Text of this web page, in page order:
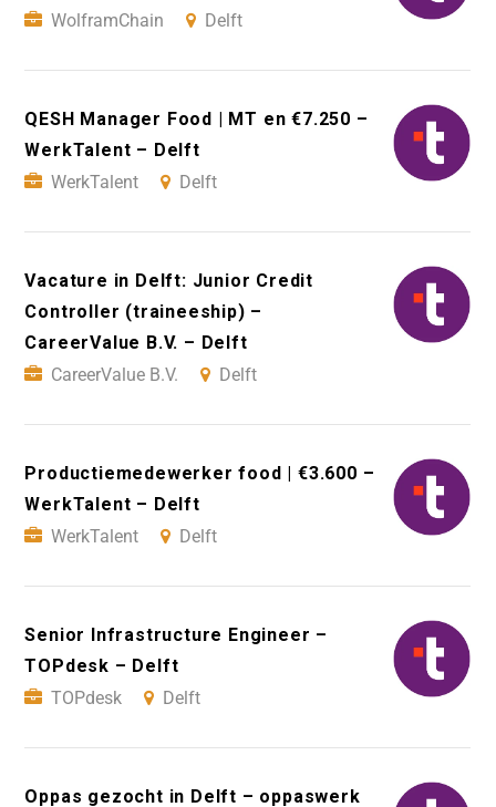
WolframChain
Delft
QESH Manager Food | MT en €7.250 –
WerkTalent – Delft
WerkTalent
Delft
Vacature in Delft: Junior Credit
Controller (traineeship) –
CareerValue B.V. – Delft
CareerValue B.V.
Delft
Productiemedewerker food | €3.600 –
WerkTalent – Delft
WerkTalent
Delft
Senior Infrastructure Engineer –
TOPdesk – Delft
TOPdesk
Delft
Oppas gezocht in Delft – oppaswerk